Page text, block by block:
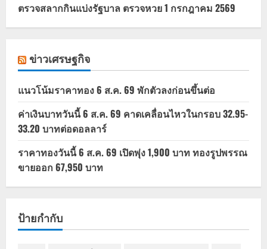
ตรวจสลากกินแบ่งรัฐบาล ตรวจหวย 1 กรกฎาคม 2569
ข่าวเศรษฐกิจ
แนวโน้มราคาทอง 6 ส.ค. 69 พักตัวลงก่อนขึ้นต่อ
ค่าเงินบาทวันนี้ 6 ส.ค. 69 คาดเคลื่อนไหวในกรอบ 32.95-
33.20 บาทต่อดอลลาร์
ราคาทองวันนี้ 6 ส.ค. 69 เปิดพุ่ง 1,900 บาท ทองรูปพรรณ
ขายออก 67,950 บาท
ป้ายกำกับ